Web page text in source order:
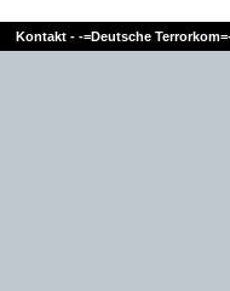
Kontakt - -=Deutsche